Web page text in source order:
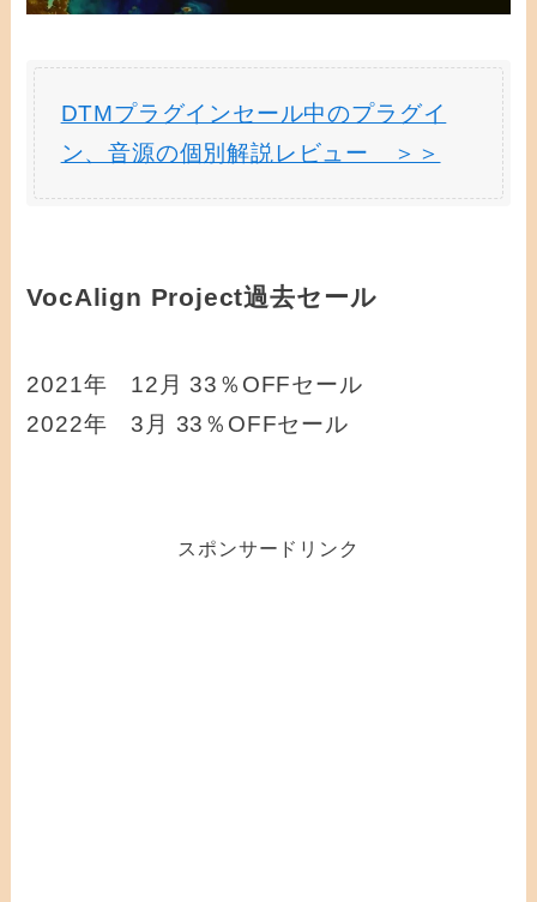
DTMプラグインセール中のプラグイ
ン、音源の個別解説レビュー ＞＞
VocAlign Project過去セール
2021年 12月 33％OFFセール
2022年 3月 33％OFFセール
スポンサードリンク